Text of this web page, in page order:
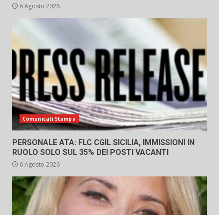
6 Agosto 2026
Comunicati Stampa
PERSONALE ATA: FLC CGIL SICILIA, IMMISSIONI IN
RUOLO SOLO SUL 35% DEI POSTI VACANTI
6 Agosto 2026